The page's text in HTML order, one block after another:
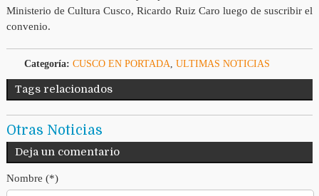
Ministerio de Cultura Cusco, Ricardo Ruiz Caro luego de suscribir el
convenio.
Categoría: CUSCO EN PORTADA, ULTIMAS NOTICIAS
Tags relacionados
Otras Noticias
Deja un comentario
Nombre (*)